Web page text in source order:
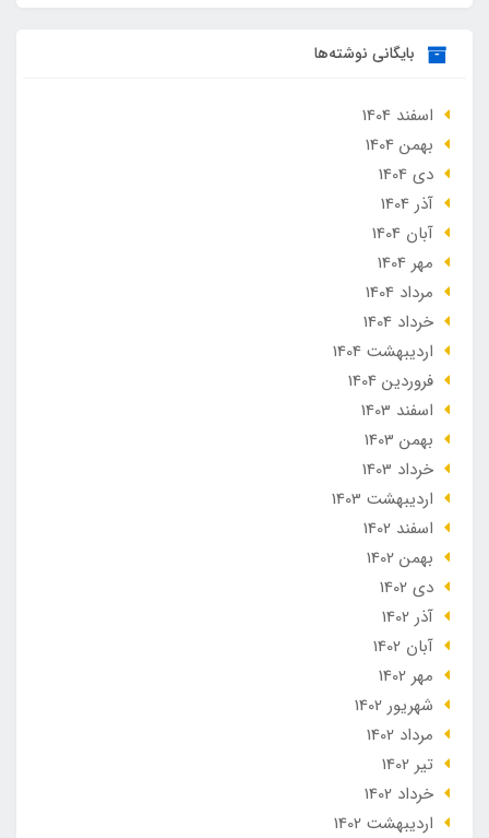
بایگانی نوشته‌ها
اسفند 1404
بهمن 1404
دی 1404
آذر 1404
آبان 1404
مهر 1404
مرداد 1404
خرداد 1404
ارديبهشت 1404
فروردین 1404
اسفند 1403
بهمن 1403
خرداد 1403
ارديبهشت 1403
اسفند 1402
بهمن 1402
دی 1402
آذر 1402
آبان 1402
مهر 1402
شهریور 1402
مرداد 1402
تير 1402
خرداد 1402
ارديبهشت 1402